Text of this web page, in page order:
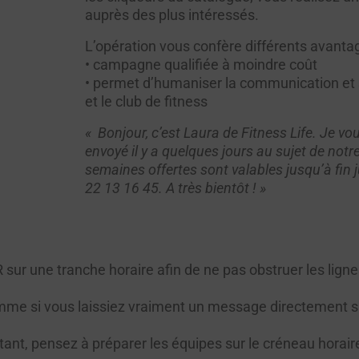
auprès des plus intéressés.
L’opération vous confère différents
• campagne qualifiée à moindre coût
• permet d’humaniser la communication
et le club de fitness
« Bonjour, c’est Laura de Fitness Life. Je
envoyé il y a quelques jours au sujet de
semaines offertes sont valables jusqu’à
22 13 16 45. A très bientôt ! »
sur une tranche horaire afin de ne pas obstruer les
si vous laissiez vraiment un message directement
pensez à préparer les équipes sur le créneau